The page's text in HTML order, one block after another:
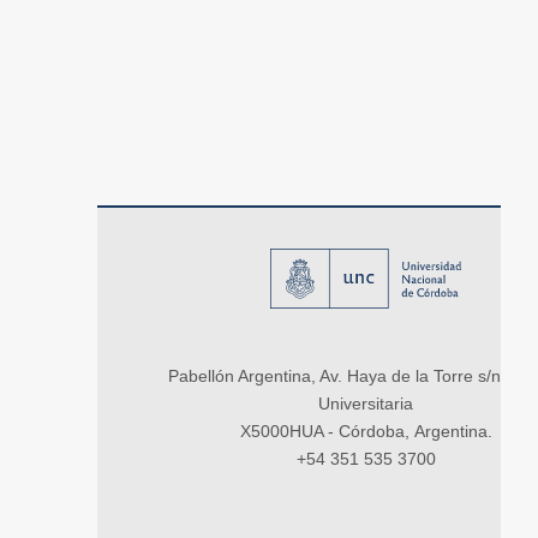
Pabellón Argentina, Av. Haya de la Torre s/n,
Universitaria
X5000HUA - Córdoba, Argentina.
+54 351 535 3700